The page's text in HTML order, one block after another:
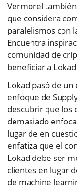
Vermorel
que considera
paralelismos con
Encuentra
comunidad de
beneficiar a
Lokad pasó de un
enfoque de
descubrir que los
demasiado
lugar de en
enfatiza que el
Lokad debe ser
clientes en lugar
de machine